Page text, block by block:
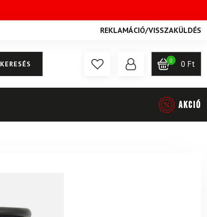
REKLAMÁCIÓ/VISSZAKÜLDÉS
KERESÉS 0 0 Ft
AKCIÓ